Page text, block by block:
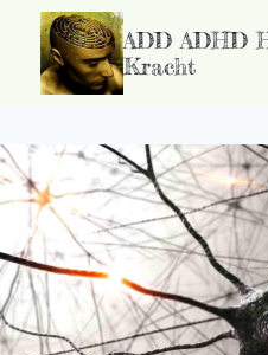
ADD ADHD
Kracht